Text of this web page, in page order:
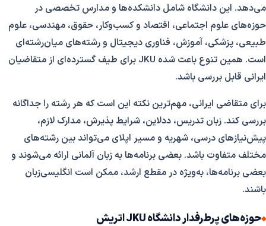
می‌دهد. این دانشگاه شامل دانشکده‌ها و مدارس تخصصی در
حوزه‌های علوم اجتماعی، اقتصاد و کسب‌وکار، حقوق، مهندسی، علوم
طبیعی، پزشکی، آموزش، فناوری دیجیتال و رشته‌های میان‌رشته‌ای
است. همین تنوع باعث شده JKU برای طیف گسترده‌ای از متقاضیان
ایرانی قابل بررسی باشد.
برای متقاضی ایرانی، مهم‌ترین نکته این است که هر رشته را جداگانه
بررسی کند. زبان تدریس، ددلاین، شرایط پذیرش، مدارک لازم،
پیش‌نیازهای درسی، شهریه و مسیر اپلای می‌تواند بین رشته‌های
مختلف متفاوت باشد. بعضی برنامه‌ها به زبان آلمانی ارائه می‌شوند و
بعضی برنامه‌ها، به‌ویژه در مقطع ارشد، ممکن است انگلیسی‌زبان
باشند.
حوزه‌های پرطرفدار دانشگاه JKU اتریش